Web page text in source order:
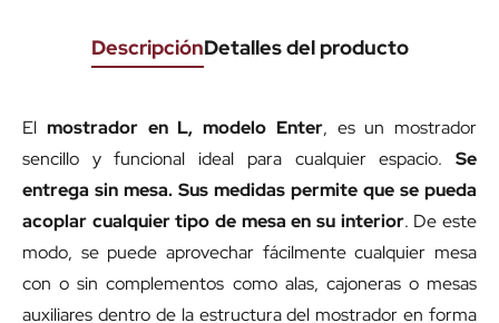
DescripciónDetalles del producto
El mostrador en L, modelo Enter, es un mostrador
sencillo y funcional ideal para cualquier espacio. Se
entrega sin mesa. Sus medidas permite que se pueda
acoplar cualquier tipo de mesa en su interior. De este
modo, se puede aprovechar fácilmente cualquier mesa
con o sin complementos como alas, cajoneras o mesas
auxiliares dentro de la estructura del mostrador en forma